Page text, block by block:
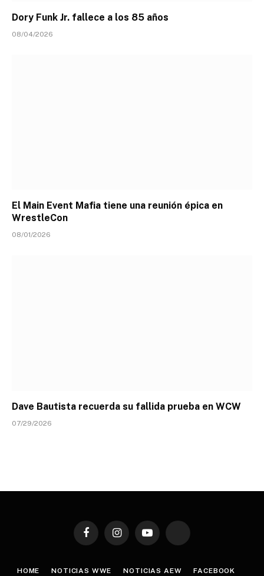
Dory Funk Jr. fallece a los 85 años
08/04/2026
El Main Event Mafia tiene una reunión épica en
WrestleCon
08/01/2026
Dave Bautista recuerda su fallida prueba en WCW
07/29/2026
FacebookInstagramYouTube TikTok
HOME NOTICIAS WWE NOTICIAS AEW FACEBOOK